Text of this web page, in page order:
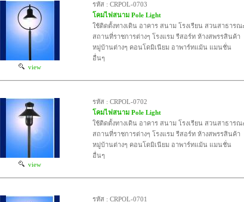
view
รหัส : CRPOL-0703
โคมไฟสนาม Pole Light
ใช้ติดตั้งทางเดิน อาคาร สนาม โรงเรียน สวนสาธารณ
สถานที่ราชการต่างๆ โรงแรม รีสอร์ท ห้างสพรรสินค้า
หมู่บ้านต่างๆ คอนโดมิเนียม อาพาร์ทแม้น แมนชั่น
อื่นๆ
view
รหัส : CRPOL-0702
โคมไฟสนาม Pole Light
ใช้ติดตั้งทางเดิน อาคาร สนาม โรงเรียน สวนสาธารณ
สถานที่ราชการต่างๆ โรงแรม รีสอร์ท ห้างสพรรสินค้า
หมู่บ้านต่างๆ คอนโดมิเนียม อาพาร์ทแม้น แมนชั่น
อื่นๆ
รหัส : CRPOL-0701